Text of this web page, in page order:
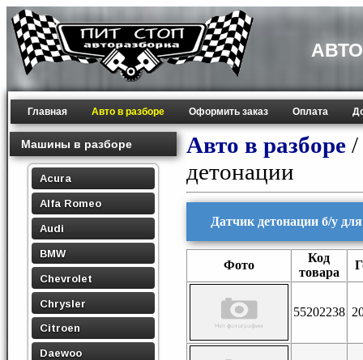
Главная Авто в разборе Оформить заказ Оплата
Машины в разборе
Acura
Alfa Romeo
Audi
BMW
Chevrolet
Chrysler
Citroen
Daewoo
Авто в разборе /
детонации
Датчик детонации б/у
Фото
Код
товара
55202238